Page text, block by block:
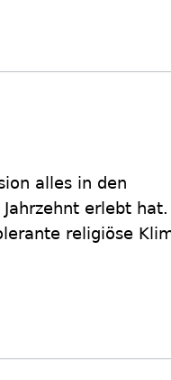
alles in den
erlebt hat.
religiöse